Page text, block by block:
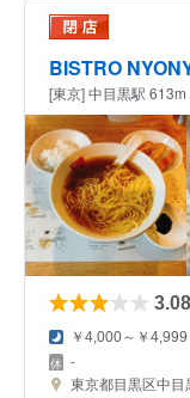
BISTRO
[東京] 中目黒駅
3.08
￥4,000～￥4,999
-
東京都目黒区中目